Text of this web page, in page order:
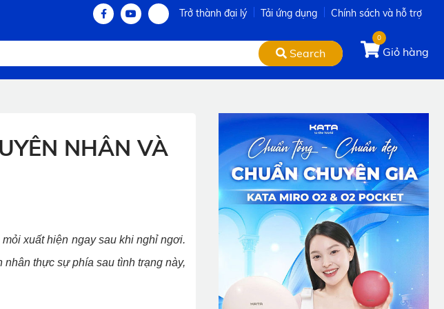
Trở thành đại lý Tải ứng dụng Chính sách và hỗ trợ
Search
0
Giỏ hàng
NHÂN VÀ
xuất hiện ngay sau khi nghỉ ngơi.
thực sự phía sau tình trạng này,